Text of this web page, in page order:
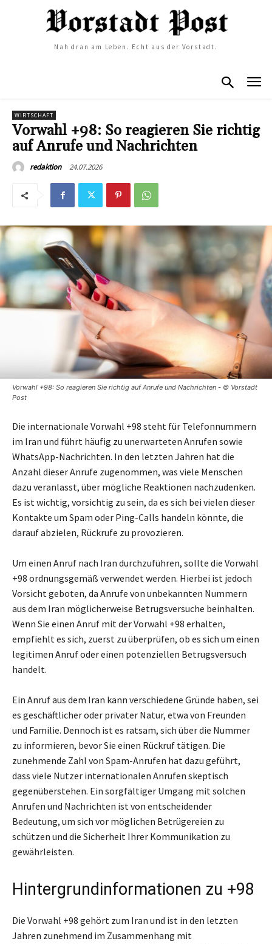
Nah dran am Leben. Echt aus der Vorstadt.
WIRTSCHAFT
Vorwahl +98: So reagieren Sie richtig
auf Anrufe und Nachrichten
redaktion 24.07.2026
Vorwahl +98: So reagieren Sie richtig auf Anrufe und Nachrichten - © Vorstadt
Post
Die internationale Vorwahl +98 steht für Telefonnummern
im Iran und führt häufig zu unerwarteten Anrufen sowie
WhatsApp-Nachrichten. In den letzten Jahren hat die
Anzahl dieser Anrufe zugenommen, was viele Menschen
dazu veranlasst, über mögliche Reaktionen nachzudenken.
Es ist wichtig, vorsichtig zu sein, da es sich bei vielen dieser
Kontakte um Spam oder Ping-Calls handeln könnte, die
darauf abzielen, Rückrufe zu provozieren.
Um einen Anruf nach Iran durchzuführen, sollte die Vorwahl
+98 ordnungsgemäß verwendet werden. Hierbei ist jedoch
Vorsicht geboten, da Anrufe von unbekannten Nummern
aus dem Iran möglicherweise Betrugsversuche beinhalten.
Wenn Sie einen Anruf mit der Vorwahl +98 erhalten,
empfiehlt es sich, zuerst zu überprüfen, ob es sich um einen
legitimen Anruf oder einen potenziellen Betrugsversuch
handelt.
Ein Anruf aus dem Iran kann verschiedene Gründe haben, sei
es geschäftlicher oder privater Natur, etwa von Freunden
und Familie. Dennoch ist es ratsam, sich über die Nummer
zu informieren, bevor Sie einen Rückruf tätigen. Die
zunehmende Zahl von Spam-Anrufen hat dazu geführt,
dass viele Nutzer internationalen Anrufen skeptisch
gegenüberstehen. Ein sorgfältiger Umgang mit solchen
Anrufen und Nachrichten ist von entscheidender
Bedeutung, um sich vor möglichen Betrügereien zu
schützen und die Sicherheit Ihrer Kommunikation zu
gewährleisten.
Hintergrundinformationen zu +98
Die Vorwahl +98 gehört zum Iran und ist in den letzten
Jahren zunehmend im Zusammenhang mit